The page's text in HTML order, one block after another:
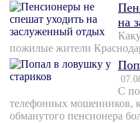
на
пожилые жители
С
телефонных мошенников,
обманутого пенсионера